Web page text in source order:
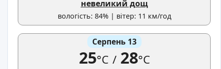
невеликий дощ
вологість: 84% | вітер: 11 км/год
Серпень 13
25°C /28°C